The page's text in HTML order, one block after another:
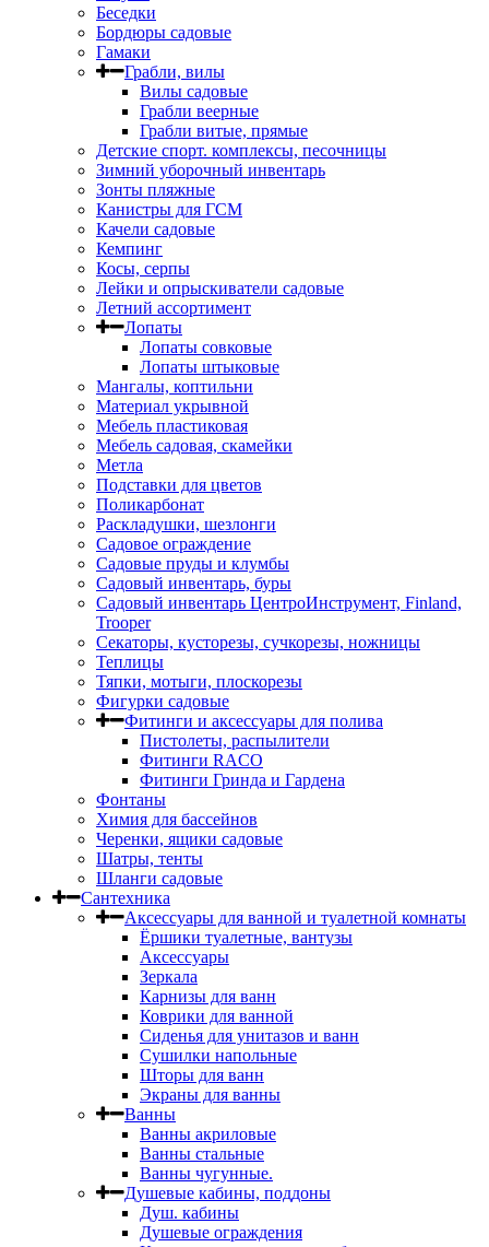
Беседки
Бордюры садовые
Гамаки
Грабли, вилы
Вилы садовые
Грабли веерные
Грабли витые, прямые
Детские спорт. комплексы, песочницы
Зимний уборочный инвентарь
Зонты пляжные
Канистры для ГСМ
Качели садовые
Кемпинг
Косы, серпы
Лейки и опрыскиватели садовые
Летний ассортимент
Лопаты
Лопаты совковые
Лопаты штыковые
Мангалы, коптильни
Материал укрывной
Мебель пластиковая
Мебель садовая, скамейки
Метла
Подставки для цветов
Поликарбонат
Раскладушки, шезлонги
Садовое ограждение
Садовые пруды и клумбы
Садовый инвентарь, буры
Садовый инвентарь ЦентроИнструмент, Finland,
Trooper
Секаторы, кусторезы, сучкорезы, ножницы
Теплицы
Тяпки, мотыги, плоскорезы
Фигурки садовые
Фитинги и аксессуары для полива
Пистолеты, распылители
Фитинги RACO
Фитинги Гринда и Гардена
Фонтаны
Химия для бассейнов
Черенки, ящики садовые
Шатры, тенты
Шланги садовые
Сантехника
Аксессуары для ванной и туалетной комнаты
Ёршики туалетные, вантузы
Аксессуары
Зеркала
Карнизы для ванн
Коврики для ванной
Сиденья для унитазов и ванн
Сушилки напольные
Шторы для ванн
Экраны для ванны
Ванны
Ванны акриловые
Ванны стальные
Ванны чугунные.
Душевые кабины, поддоны
Душ. кабины
Душевые ограждения